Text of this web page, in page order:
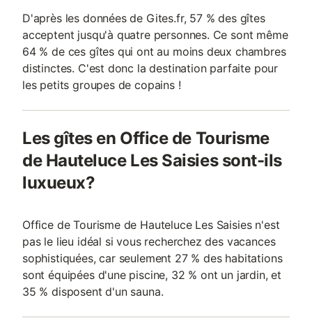
D'après les données de Gites.fr, 57 % des gîtes
acceptent jusqu'à quatre personnes. Ce sont même
64 % de ces gîtes qui ont au moins deux chambres
distinctes. C'est donc la destination parfaite pour
les petits groupes de copains !
Les gîtes en Office de Tourisme
de Hauteluce Les Saisies sont-ils
luxueux?
Office de Tourisme de Hauteluce Les Saisies n'est
pas le lieu idéal si vous recherchez des vacances
sophistiquées, car seulement 27 % des habitations
sont équipées d'une piscine, 32 % ont un jardin, et
35 % disposent d'un sauna.